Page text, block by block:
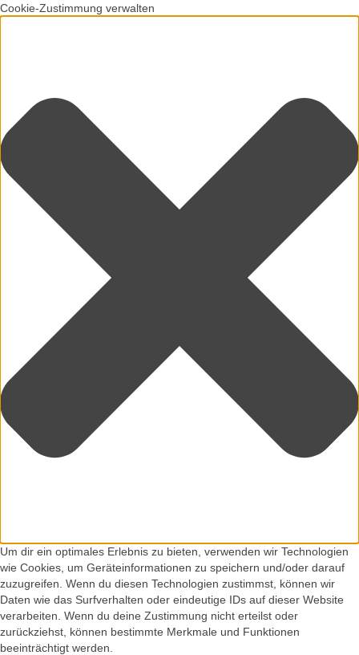
Cookie-Zustimmung verwalten
Um dir ein optimales Erlebnis zu bieten, verwenden wir Technologien
wie Cookies, um Geräteinformationen zu speichern und/oder darauf
zuzugreifen. Wenn du diesen Technologien zustimmst, können wir
Daten wie das Surfverhalten oder eindeutige IDs auf dieser Website
verarbeiten. Wenn du deine Zustimmung nicht erteilst oder
zurückziehst, können bestimmte Merkmale und Funktionen
beeinträchtigt werden.